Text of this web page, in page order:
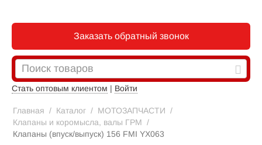
Заказать обратный звонок
Стать оптовым клиентом | Войти
Главная / Каталог / МОТОЗАПЧАСТИ /
Клапаны и коромысла, валы ГРМ /
Клапаны (впуск/выпуск) 156 FMI YX063